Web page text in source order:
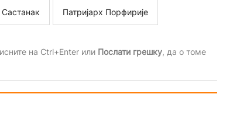
Састанак Патријарх Порфирије
на Ctrl+Enter или Послати грешку, да о томе